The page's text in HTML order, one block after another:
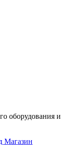
оборудования и